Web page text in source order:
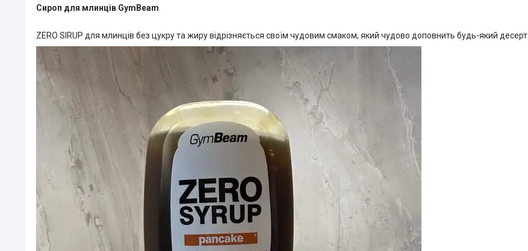
Сироп для млинців GymBeam
ZERO SIRUP для млинців без цукру та жиру відрізняється своїм чудовим смаком, який чудово доповнить будь-який десерт.